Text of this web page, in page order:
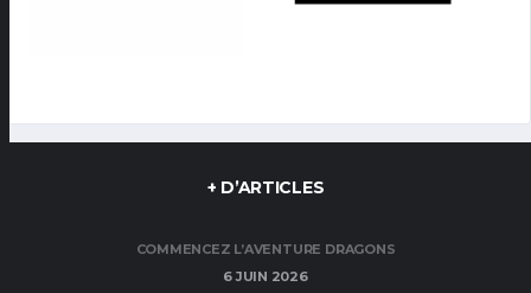
+ D’ARTICLES
COMMENCEZ L’AVENTURE DRAGONS
6 JUIN 2026